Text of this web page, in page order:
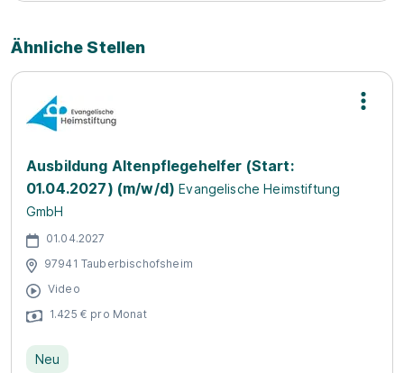
Ähnliche Stellen
Ausbildung Altenpflegehelfer (Start:
01.04.2027) (m/w/d) Evangelische Heimstiftung
GmbH
01.04.2027
97941 Tauberbischofsheim
Video
1.425 € pro Monat
Neu